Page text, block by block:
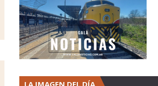
LA IMAGEN DEL DÍA